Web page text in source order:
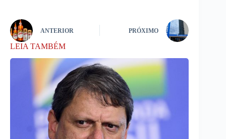
ANTERIOR PRÓXIMO
LEIA TAMBÉM